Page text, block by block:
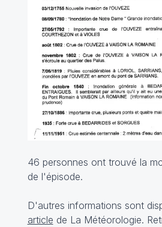
46 personnes ont trouvé la
de l'épisode.
D'autres informations sont
article de La Météorologie.